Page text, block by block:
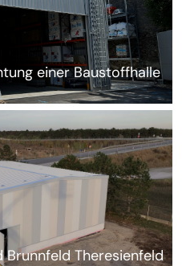
einer Baustoffhalle
Theresienfeld